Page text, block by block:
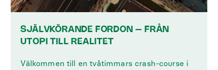
SJÄLVKÖRANDE FORDON – FRÅN
UTOPI TILL REALITET
Välkommen till en tvåtimmars crash-course i